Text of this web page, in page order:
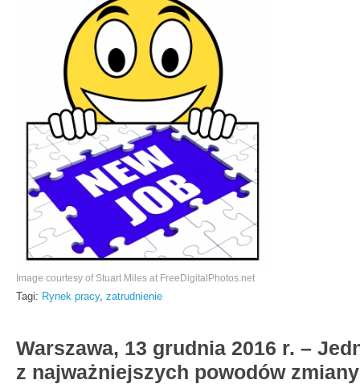
Image courtesy of Stuart Miles at FreeDigitalPhotos.net
Tagi: Rynek pracy, zatrudnienie
Warszawa, 13 grudnia 2016 r. –
z najważniejszych powodów